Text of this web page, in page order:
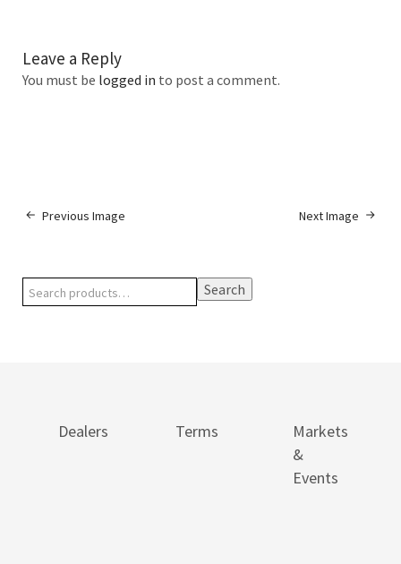
Leave a Reply
You must be logged in to post a comment.
Next Image
Previous Image
Search
Dealers Terms
Markets
&
Events